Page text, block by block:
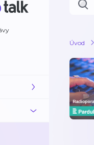
Úvod